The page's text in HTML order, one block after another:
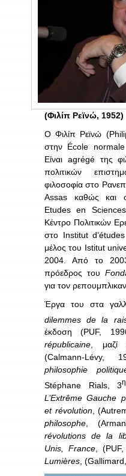
(Φιλίπ Ρεϊνώ, 1952)
Ο Φιλίπ Ρεϊνώ
στην École
Είναι agrégé της
πολιτικών
φιλοσοφία στο
Assas καθώς και
Etudes en
Κέντρο Πολιτικών
στο Institut
μέλος του Istitut
2004. Από το
πρόεδρος του
για τον
Έργα του στα
dilemmes de la
έκδοση (PUF,
républicaine, μαζί
(Calmann-Lévy,
philosophie
Stéphane Rials, 3η
L’Extrême Gauche
et révolution,
philosophe ,
révolutions de la
Unis, France ,
Lumières ,